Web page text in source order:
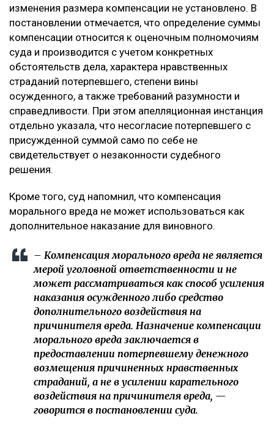
изменения размера компенсации не установлено. В
постановлении отмечается, что определение суммы
компенсации относится к оценочным полномочиям
суда и производится с учетом конкретных
обстоятельств дела, характера нравственных
страданий потерпевшего, степени вины
осужденного, а также требований разумности и
справедливости. При этом апелляционная инстанция
отдельно указала, что несогласие потерпевшего с
присужденной суммой само по себе не
свидетельствует о незаконности судебного
решения.
Кроме того, суд напомнил, что компенсация
морального вреда не может использоваться как
дополнительное наказание для виновного.
– Компенсация морального вреда не является
мерой уголовной ответственности и не
может рассматриваться как способ усиления
наказания осужденного либо средство
дополнительного воздействия на
причинителя вреда. Назначение компенсации
морального вреда заключается в
предоставлении потерпевшему денежного
возмещения причиненных нравственных
страданий, а не в усилении карательного
воздействия на причинителя вреда, —
говорится в постановлении суда.